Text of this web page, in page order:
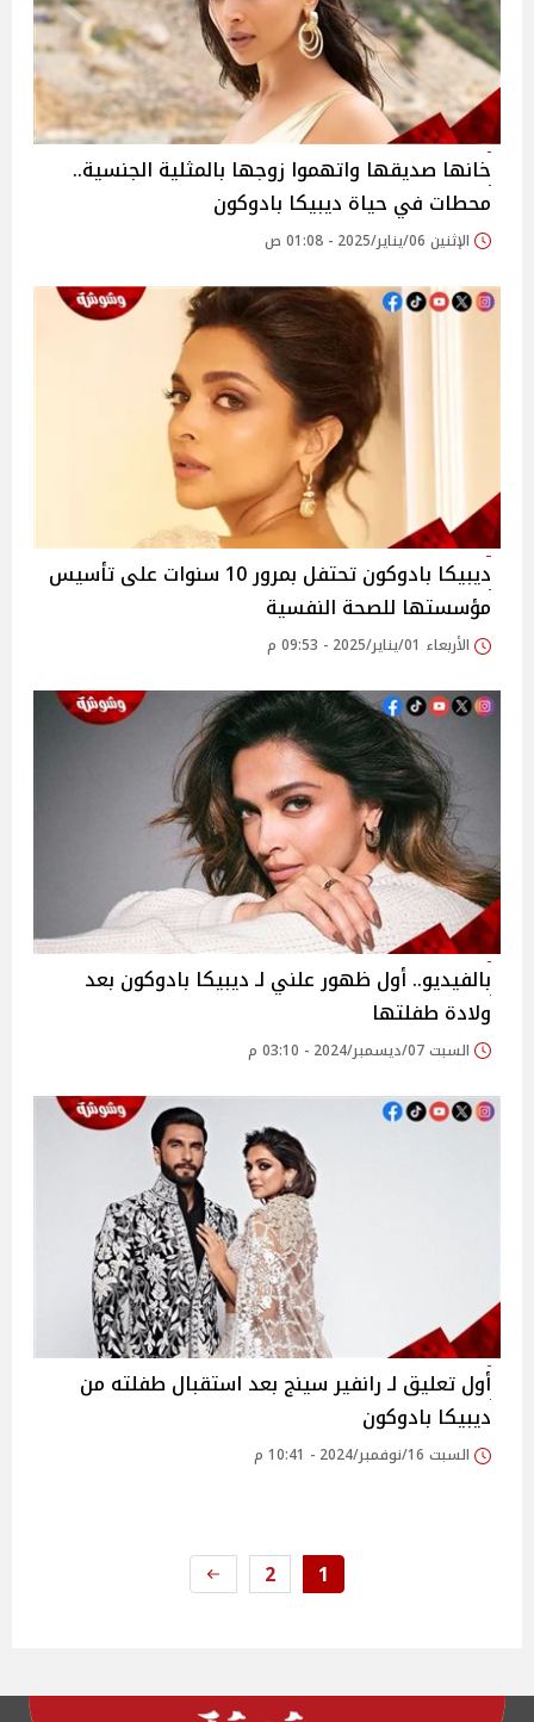
خانها صديقها واتهموا زوجها بالمثلية الجنسية..
محطات في حياة ديبيكا بادوكون
الإثنين 06/يناير/2025 - 01:08 ص
ديبيكا بادوكون تحتفل بمرور 10 سنوات على تأسيس
مؤسستها للصحة النفسية
الأربعاء 01/يناير/2025 - 09:53 م
بالفيديو.. أول ظهور علني لـ ديبيكا بادوكون بعد
ولادة طفلتها
السبت 07/ديسمبر/2024 - 03:10 م
أول تعليق لـ رانفير سينج بعد استقبال طفلته من
ديبيكا بادوكون
السبت 16/نوفمبر/2024 - 10:41 م
1
2